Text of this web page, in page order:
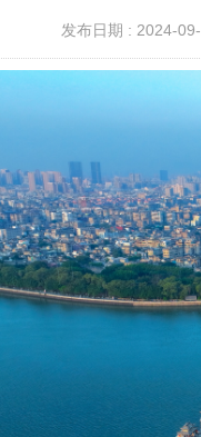
发布日期 : 2024-